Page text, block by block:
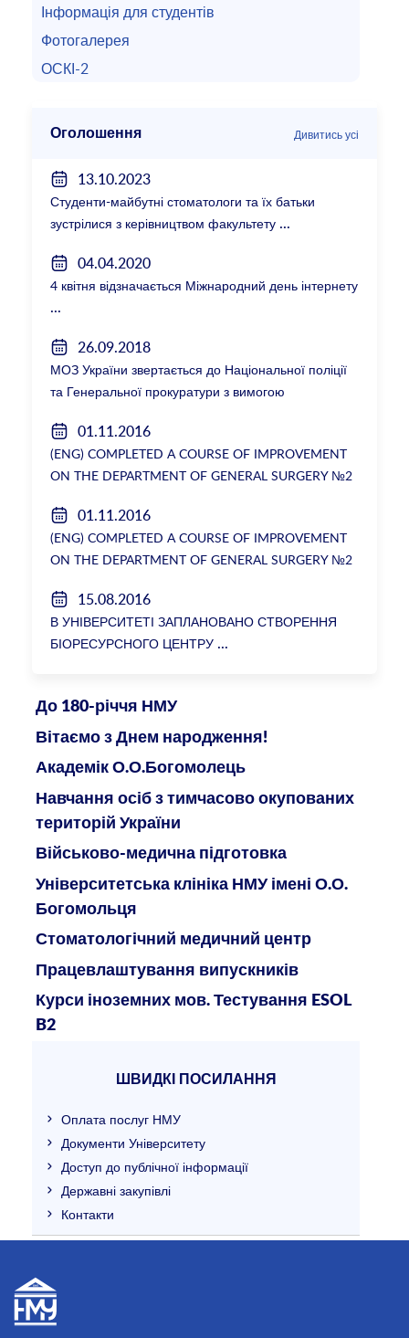
Інформація для студентів
Фотогалерея
ОСКІ-2
Оголошення Дивитись усі
13.10.2023
Студенти-майбутні стоматологи та їх батьки
зустрілися з керівництвом факультету
04.04.2020
4 квітня відзначається Міжнародний день інтернету
26.09.2018
МОЗ України звертається до Національної поліції
та Генеральної прокуратури з вимогою
ректорки НМУ Катерини Амосової
01.11.2016
(ENG) COMPLETED A COURSE OF IMPROVEMENT
ON THE DEPARTMENT OF GENERAL SURGERY №2
01.11.2016
(ENG) COMPLETED A COURSE OF IMPROVEMENT
ON THE DEPARTMENT OF GENERAL SURGERY №2
15.08.2016
В УНІВЕРСИТЕТІ ЗАПЛАНОВАНО СТВОРЕННЯ
БІОРЕСУРСНОГО ЦЕНТРУ
До 180-річчя НМУ
Вітаємо з Днем народження!
Академік О.О.Богомолець
Навчання осіб з тимчасово окупованих
територій України
Військово-медична підготовка
Університетська клініка НМУ імені О.О.
Богомольця
Стоматологічний медичний центр
Працевлаштування випускників
Курси іноземних мов. Тестування ESOL
B2
ШВИДКІ ПОСИЛАННЯ
Оплата послуг НМУ
Документи Університету
Доступ до публічної інформації
Державні закупівлі
Контакти